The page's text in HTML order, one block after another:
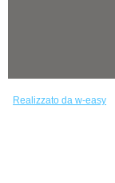
Realizzato da w-easy